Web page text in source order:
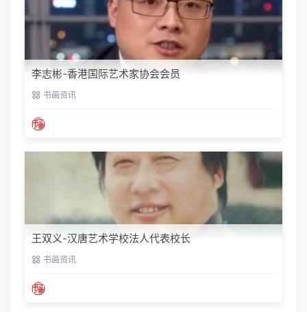
李志彬-香港国际艺术家协会会员
书画资讯
王双义-汉唐艺术学校法人代表校长
书画资讯